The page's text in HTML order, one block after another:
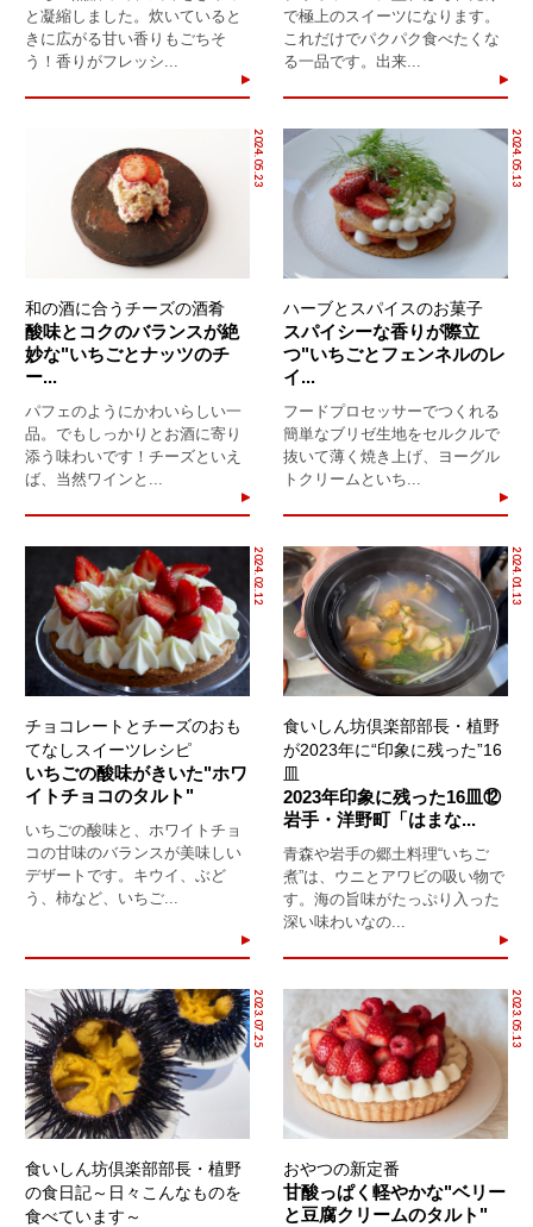
と凝縮しました。炊いていると
きに広がる甘い香りもごちそ
う！香りがフレッシ...
で極上のスイーツになります。
これだけでパクパク食べたくな
る一品です。出来...
2024.05.23
和の酒に合うチーズの酒肴
酸味とコクのバランスが絶
妙な"いちごとナッツのチ
ー...
パフェのようにかわいらしい一
品。でもしっかりとお酒に寄り
添う味わいです！チーズといえ
ば、当然ワインと...
2024.05.13
ハーブとスパイスのお菓子
スパイシーな香りが際立
つ"いちごとフェンネルのレ
イ...
フードプロセッサーでつくれる
簡単なブリゼ生地をセルクルで
抜いて薄く焼き上げ、ヨーグル
トクリームといち...
2024.02.12
チョコレートとチーズのおも
てなしスイーツレシピ
いちごの酸味がきいた"ホワ
イトチョコのタルト"
いちごの酸味と、ホワイトチョ
コの甘味のバランスが美味しい
デザートです。キウイ、ぶど
う、柿など、いちご...
2024.01.13
食いしん坊倶楽部部長・植野
が2023年に“印象に残った”16
皿
2023年印象に残った16皿⑫
岩手・洋野町「はまな...
青森や岩手の郷土料理“いちご
煮”は、ウニとアワビの吸い物で
す。海の旨味がたっぷり入った
深い味わいなの...
2023.07.25
食いしん坊倶楽部部長・植野
の食日記～日々こんなものを
食べています～
2023.05.13
おやつの新定番
甘酸っぱく軽やかな"ベリー
と豆腐クリームのタルト"